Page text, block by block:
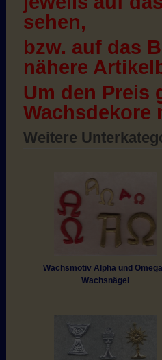
sehen,
bzw. auf das
nähere
Um den Preis
Wachsdekore
Weitere
Wachsmotiv Alpha und
Wachsnägel